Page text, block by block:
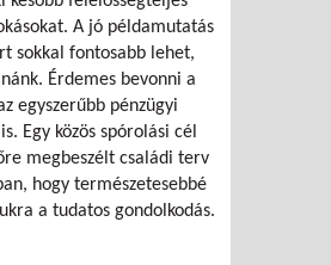
A jó példamutatás
sokkal fontosabb lehet,
Érdemes bevonni a
egyszerűbb pénzügyi
Egy közös spórolási cél
megbeszélt családi terv
hogy természetesebbé
a tudatos gondolkodás.